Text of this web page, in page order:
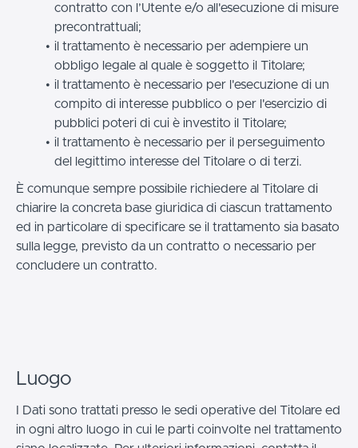
contratto con l’Utente e/o all'esecuzione di misure
precontrattuali;
il trattamento è necessario per adempiere un
obbligo legale al quale è soggetto il Titolare;
il trattamento è necessario per l'esecuzione di un
compito di interesse pubblico o per l'esercizio di
pubblici poteri di cui è investito il Titolare;
il trattamento è necessario per il perseguimento
del legittimo interesse del Titolare o di terzi.
È comunque sempre possibile richiedere al Titolare di
chiarire la concreta base giuridica di ciascun trattamento
ed in particolare di specificare se il trattamento sia basato
sulla legge, previsto da un contratto o necessario per
concludere un contratto.
Luogo
I Dati sono trattati presso le sedi operative del Titolare ed
in ogni altro luogo in cui le parti coinvolte nel trattamento